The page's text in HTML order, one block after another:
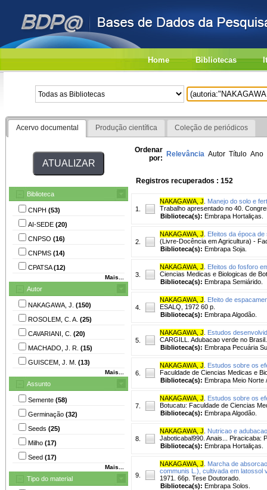
Home Bibliotecas
Acervo documental Produção científica Coleção de periódicos
Biblioteca
CNPH (53)
AI-SEDE (20)
CNPSO (16)
CNPMS (14)
CPATSA(12)
Mais...
Autor
NAKAGAWA, J. (150)
ROSOLEM, C. A. (25)
CAVARIANI, C. (20)
MACHADO, J. R. (15)
GUISCEM, J. M. (13)
Mais...
Assunto
Semente (58)
Germinação (32)
Seeds (25)
Milho (17)
Seed (17)
Mais...
Tipo do material
Ordenar
por: Relevância Autor Título Ano
Registros recuperados : 152
1.
NAKAGAWA, J
Manejo do solo e
Trabalho apresentado no 40.
Biblioteca(s): Embrapa Hortaliças.
2.
NAKAGAWA, J
Efeitos da época
(Livre-Docência em Agricultura) -
Biblioteca(s): Embrapa Soja.
3.
NAKAGAWA, J
Efeitos do fosforo
Ciencias Medicas e Biologicas de
Biblioteca(s): Embrapa Semiárido.
4.
NAKAGAWA, J
Efeito de
ESALQ, 1972 60 p.
Biblioteca(s): Embrapa Algodão.
5.
NAKAGAWA, J
Estudos
CARGILL. Adubacao verde no
Biblioteca(s): Embrapa Pecuária
6.
NAKAGAWA, J
Estudos sobre os
Faculdade de Ciencias Medicas e
Biblioteca(s): Embrapa Meio Norte
7.
NAKAGAWA, J
Estudos sobre os
Botucatu: Faculdade de Ciencias
Biblioteca(s): Embrapa Algodão.
8.
NAKAGAWA, J
Nutricao e
Jaboticabal990. Anais... Piracicaba:
Biblioteca(s): Embrapa Hortaliças.
9.
NAKAGAWA, J
Marcha de
communis L.), cultivada em latossol
1971. 66p. Tese Doutorado.
Biblioteca(s): Embrapa Solos.